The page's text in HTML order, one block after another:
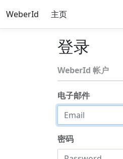
WeberId 主页
登录
WeberId 帐户
电子邮件
密码